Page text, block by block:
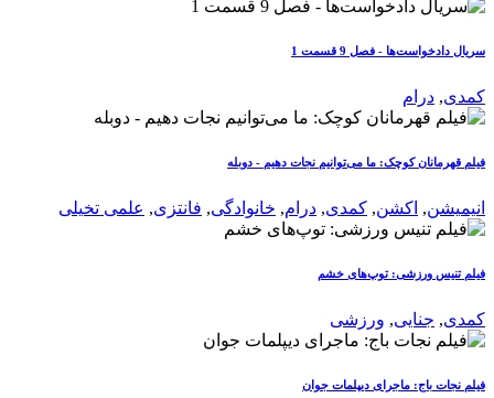
سریال دادخواست‌ها - فصل 9 قسمت 1
کمدی, درام
فیلم قهرمانان کوچک: ما می‌توانیم نجات دهیم - دوبله
انیمیشن, اکشن, کمدی, درام, خانوادگی, فانتزی, علمی تخیلی
فیلم تنیس ورزشی: توپ‌های خشم
کمدی, جنایی, ورزشی
فیلم نجات باج: ماجرای دیپلمات جوان